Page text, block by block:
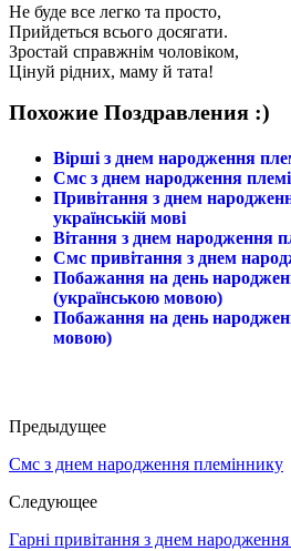
Не буде все легко та просто,
Прийдеться всього досягати.
Зростай справжнім чоловіком,
Цінуй рідних, маму й тата!
Похожие Поздравления :)
Вірші з днем народження
Смс з днем народження
Привітання з днем
українській мові
Вітання з днем народження
Смс привітання з днем
Побажання на день
(українською мовою)
Побажання на день
мовою)
Предыдущее
Смс з днем народження племіннику
Следующее
Гарні привітання з днем